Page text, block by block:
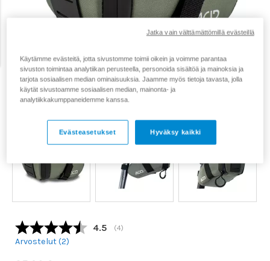
Keskimääräinen luokitus:
4.5 (äänet:
4)
Arvostelut (2)
Käytämme evästeitä, jotta sivustomme toimii oikein ja voimme parantaa
sivuston toimintaa analytiikan perusteella, personoida sisältöä ja mainoksia ja
tarjota sosiaalisen median ominaisuuksia. Jaamme myös tietoja tavasta, jolla
käytät sivustoamme sosiaalisen median, mainonta- ja
analytiikkakumppaneidemme kanssa.
Hyväksy kaikki
Evästeasetukset
Jatka vain välttämättömillä evästeillä